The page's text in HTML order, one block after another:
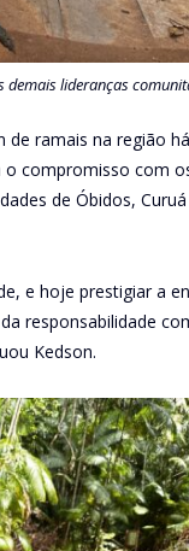
demais lideranças
ramais na região
compromisso com
de Óbidos,
e hoje prestigiar a
responsabilidade
Kedson.